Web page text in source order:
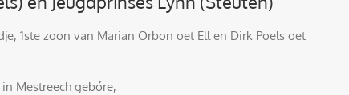
1ste zoon van Marian Orbon oet Ell en Dirk Poels oet
in Mestreech gebóre,